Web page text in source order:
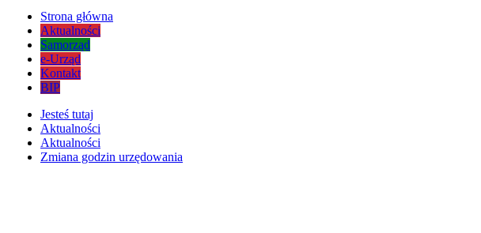
Strona główna
Aktualności
Samorząd
e-Urząd
Kontakt
BIP
Jesteś tutaj
Aktualności
Aktualności
Zmiana godzin urzędowania